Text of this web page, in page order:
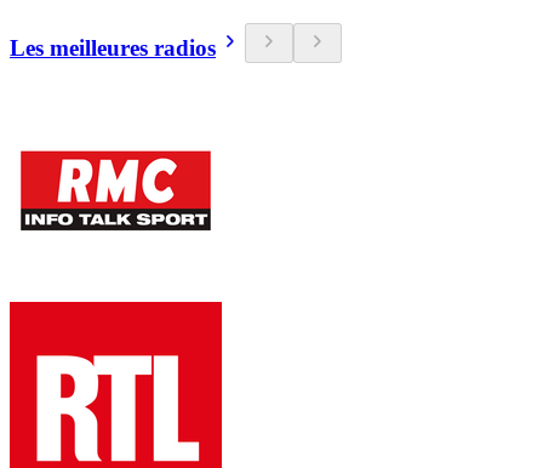
Les meilleures radios